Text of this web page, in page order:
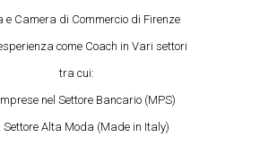
e Camera di Commercio di Firenze
come Coach in Vari settori
tra cui:
nel Settore Bancario (MPS)
Alta Moda (Made in Italy)